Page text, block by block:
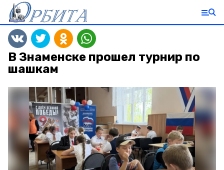
В Знаменске прошел турнир по
шашкам